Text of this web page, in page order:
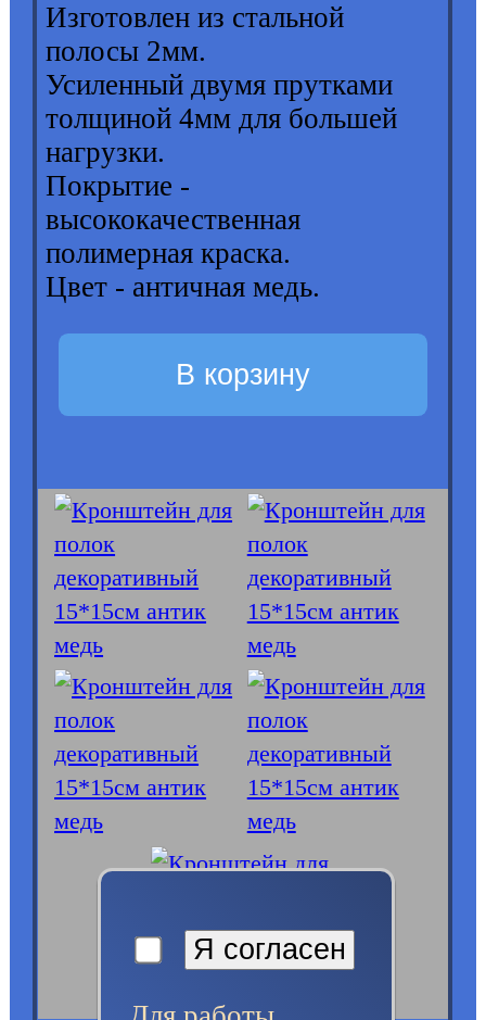
Изготовлен из стальной
полосы 2мм.
Усиленный двумя прутками
толщиной 4мм для большей
нагрузки.
Покрытие -
высококачественная
полимерная краска.
Цвет - античная медь.
В корзину